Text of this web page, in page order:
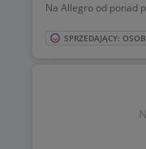
Na Allegro od ponad
SPRZEDAJĄCY: